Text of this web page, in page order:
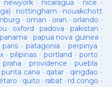
newyork· nicaragua · nice ·
· nottingham · nouakchott
· oman · oran · orlando ·
· oxford ·padova ·pakistan ·
panama · papua nova guinea ·
paris·patagonia · perpinya ·
·pilipinas ·portland · porto ·
praha · providence ·puebla ·
punta cana · qatar · qingdao ·
· quito · rabat · rd congo ·